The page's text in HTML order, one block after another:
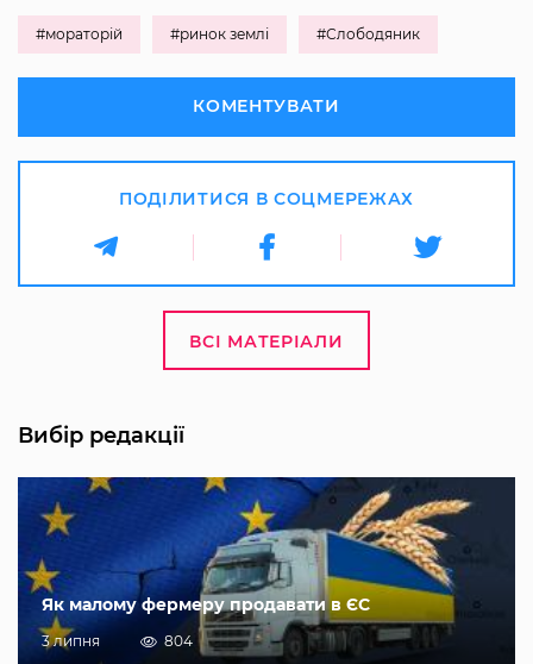
#мораторій #ринок землі #Слободяник
КОМЕНТУВАТИ
ПОДІЛИТИСЯ В СОЦМЕРЕЖАХ
ВСІ МАТЕРІАЛИ
Вибір редакції
Як малому фермеру продавати в ЄС
3 липня 804